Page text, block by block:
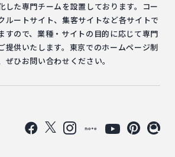
した専門チームを設置しております。コー
ルートサイト、集客サイトなど各サイトで
すので、業種・サイトの目的に応じて専門
提供いたします。東京でのホームページ制
ひお問い合わせください。